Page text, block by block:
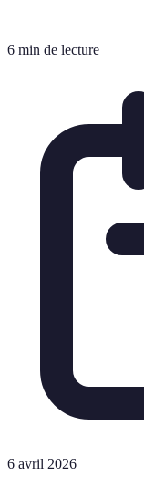
6 min de lecture
6 avril 2026